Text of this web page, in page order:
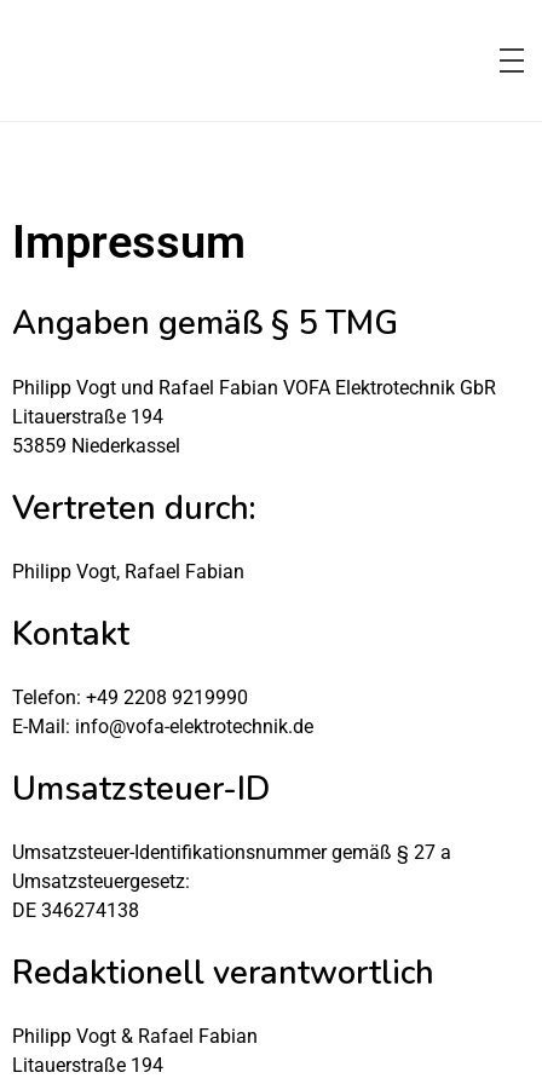
Impressum
Angaben gemäß § 5 TMG
Philipp Vogt und Rafael Fabian VOFA Elektrotechnik GbR
Litauerstraße 194
53859 Niederkassel
Vertreten durch:
Philipp Vogt, Rafael Fabian
Kontakt
Telefon: +49 2208 9219990
E-Mail: info@vofa-elektrotechnik.de
Umsatzsteuer-ID
Umsatzsteuer-Identifikationsnummer gemäß § 27 a
Umsatzsteuergesetz:
DE 346274138
Redaktionell verantwortlich
Philipp Vogt & Rafael Fabian
Litauerstraße 194